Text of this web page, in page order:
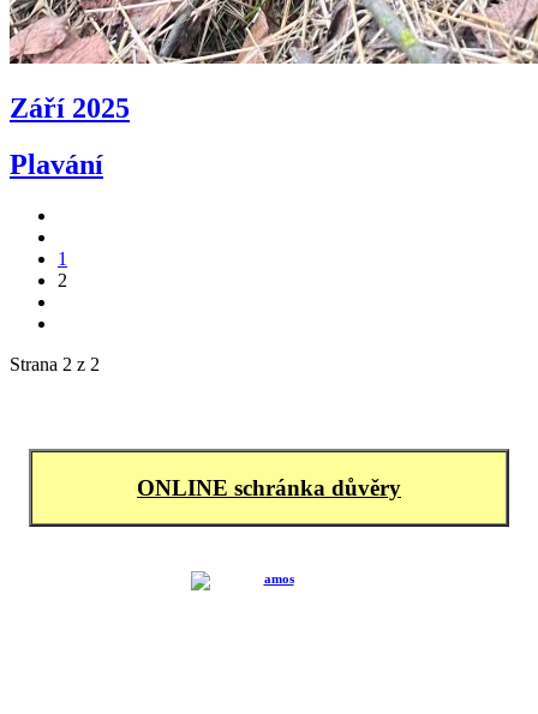
Září 2025
Plavání
1
2
Strana 2 z 2
ONLINE schránka důvěry